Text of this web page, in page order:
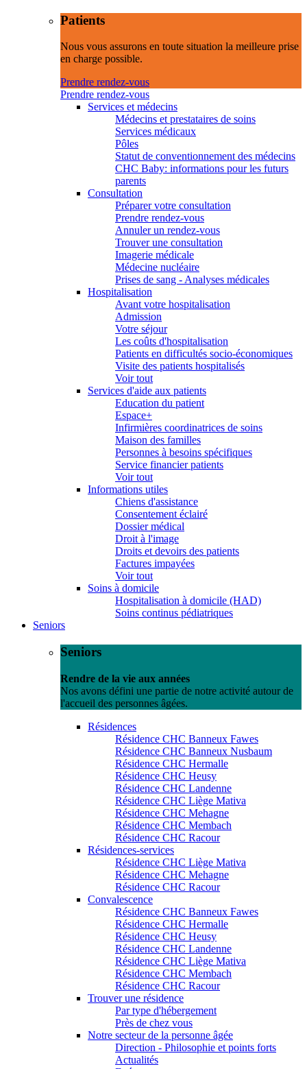
Patients
Nous vous assurons en toute situation la meilleure prise
en charge possible.
Prendre rendez-vous
Prendre rendez-vous
Services et médecins
Médecins et prestataires de soins
Services médicaux
Pôles
Statut de conventionnement des médecins
CHC Baby: informations pour les futurs
parents
Consultation
Préparer votre consultation
Prendre rendez-vous
Annuler un rendez-vous
Trouver une consultation
Imagerie médicale
Médecine nucléaire
Prises de sang - Analyses médicales
Hospitalisation
Avant votre hospitalisation
Admission
Votre séjour
Les coûts d'hospitalisation
Patients en difficultés socio-économiques
Visite des patients hospitalisés
Voir tout
Services d'aide aux patients
Education du patient
Espace+
Infirmières coordinatrices de soins
Maison des familles
Personnes à besoins spécifiques
Service financier patients
Voir tout
Informations utiles
Chiens d'assistance
Consentement éclairé
Dossier médical
Droit à l'image
Droits et devoirs des patients
Factures impayées
Voir tout
Soins à domicile
Hospitalisation à domicile (HAD)
Soins continus pédiatriques
Seniors
Seniors
Rendre de la vie aux années
Nos avons défini une partie de notre activité autour de
l'accueil des personnes âgées.
Résidences
Résidence CHC Banneux Fawes
Résidence CHC Banneux Nusbaum
Résidence CHC Hermalle
Résidence CHC Heusy
Résidence CHC Landenne
Résidence CHC Liège Mativa
Résidence CHC Mehagne
Résidence CHC Membach
Résidence CHC Racour
Résidences-services
Résidence CHC Liège Mativa
Résidence CHC Mehagne
Résidence CHC Racour
Convalescence
Résidence CHC Banneux Fawes
Résidence CHC Hermalle
Résidence CHC Heusy
Résidence CHC Landenne
Résidence CHC Liège Mativa
Résidence CHC Membach
Résidence CHC Racour
Trouver une résidence
Par type d'hébergement
Près de chez vous
Notre secteur de la personne âgée
Direction - Philosophie et points forts
Actualités